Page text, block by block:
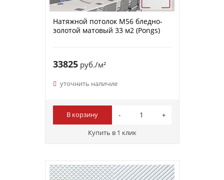
Натяжной потолок M56 бледно-
золотой матовый 33 м2 (Pongs)
33825руб./м²
уточнить наличие
В корзину
Купить в 1 клик